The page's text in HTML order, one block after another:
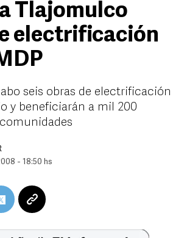
Tlajomulco
electrificación
seis obras de electrificación
y beneficiarán a mil 200
- 18:50 hs